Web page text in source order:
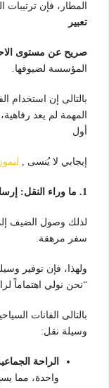
المطار، فإن
تعبير
صريح عن مستوى
المؤسسة لضيوفها.
بالتالى إن استخدام
المهمة لم يعد
أول
إيجابي لا يُنسى ,
1. ما وراء النقل: إرساء معيار الاحترافية
لذلك وصول الضيف إلى
سفر مرهقة.
ولهذا، فإن توفير
“نحن نولي اهتماماً
بالتالى الفانات
وسيلة نقل:
الراحة
واحدة، مما